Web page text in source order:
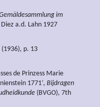
im
Diez a.d. Lahn 1927
(1936), p. 13
de Prinzess Marie
1771’, Bijdragen
(BVGO), 7th